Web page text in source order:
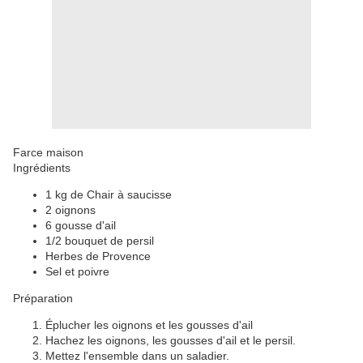
Farce maison
Ingrédients
1 kg de Chair à saucisse
2 oignons
6 gousse d'ail
1/2 bouquet de persil
Herbes de Provence
Sel et poivre
Préparation
Éplucher les oignons et les gousses d'ail
Hachez les oignons, les gousses d'ail et le persil.
Mettez l'ensemble dans un saladier.